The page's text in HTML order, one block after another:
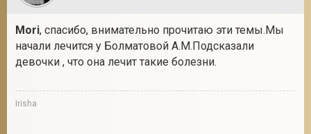
Mori, спасибо, внимательно прочитаю эти темы.Мы
начали лечится у Болматовой А.М.Подсказали
девочки , что она лечит такие болезни.
Irisha